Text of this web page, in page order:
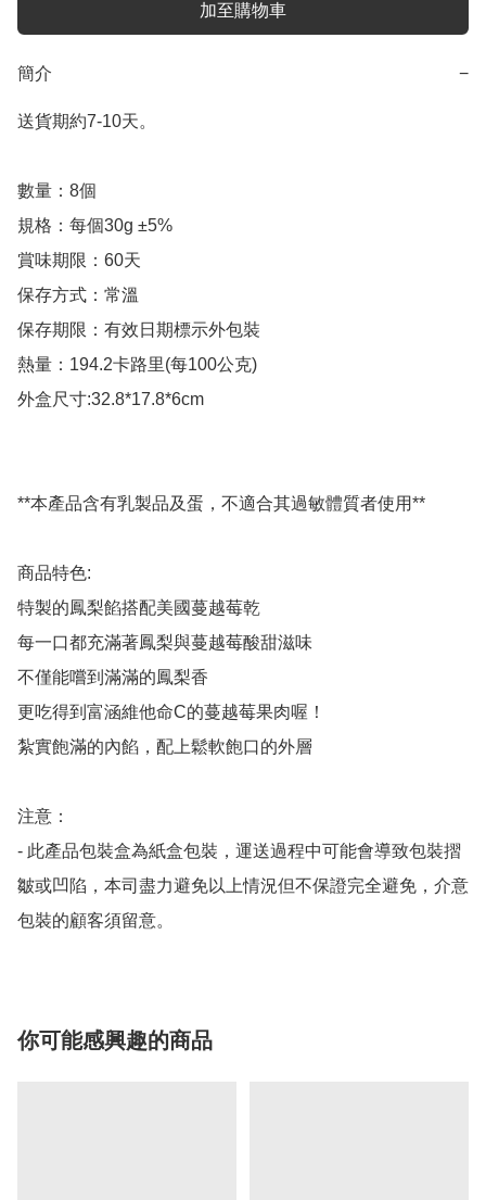
加至購物車
簡介 −
送貨期約7-10天。
數量：8個
規格：每個30g ±5%
賞味期限：60天
保存方式：常溫
保存期限：有效日期標示外包裝
熱量：194.2卡路里(每100公克)
外盒尺寸:32.8*17.8*6cm
**本產品含有乳製品及蛋，不適合其過敏體質者使用**
商品特色:
特製的鳳梨餡搭配美國蔓越莓乾
每一口都充滿著鳳梨與蔓越莓酸甜滋味
不僅能嚐到滿滿的鳳梨香
更吃得到富涵維他命C的蔓越莓果肉喔！
紮實飽滿的內餡，配上鬆軟飽口的外層
注意：
- 此產品包裝盒為紙盒包裝，運送過程中可能會導致包裝摺
皺或凹陷，本司盡力避免以上情況但不保證完全避免，介意
你可能感興趣的商品